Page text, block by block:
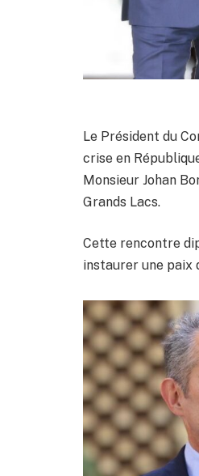
Le Président du
crise en
Monsieur Johan
Grands Lacs.
Cette rencontre
instaurer une paix